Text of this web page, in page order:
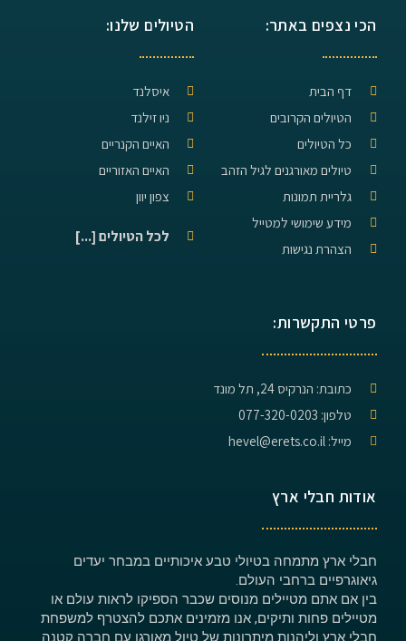
הכי נצפים באתר:
דף הבית
הטיולים הקרובים
כל הטיולים
טיולים מאורגנים לגיל הזהב
גלריית תמונות
מידע שימושי למטייל
הצהרת נגישות
הטיולים שלנו:
איסלנד
ניו זילנד
האיים הקנריים
האיים האזוריים
צפון יוון
לכל הטיולים [...]
פרטי התקשרות:
כתובת: הנרקיס 24, תל מונד
טלפון: 077-320-0203
מייל: hevel@erets.co.il
אודות חבלי ארץ
חבלי ארץ מתמחה בטיולי טבע איכותיים במבחר יעדים
גיאוגרפיים ברחבי העולם.
בין אם אתם מטיילים מנוסים שכבר הספיקו לראות עולם או
מטיילים פחות ותיקים, אנו מזמינים אתכם להצטרף למשפחת
חבלי ארץ וליהנות מיתרונות של טיול מאורגן עם חברה קטנה